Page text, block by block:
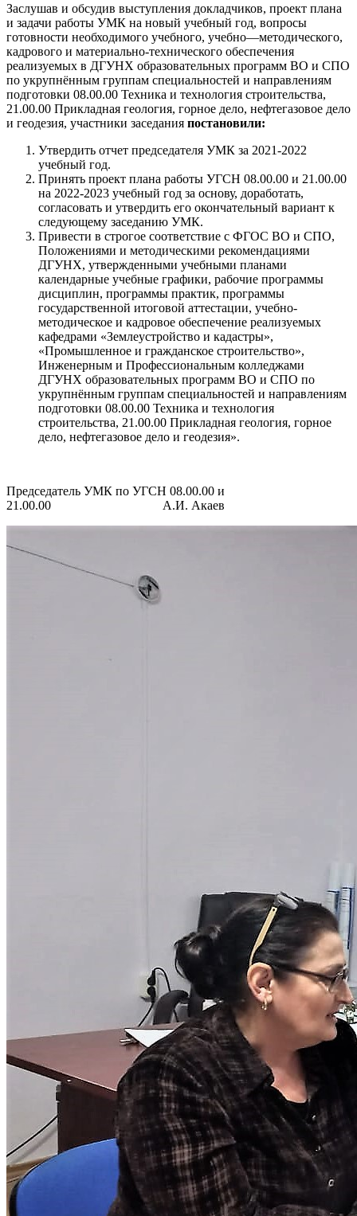
Заслушав и обсудив выступления докладчиков, проект плана
и задачи работы УМК на новый учебный год, вопросы
готовности необходимого учебного, учебно—методического,
кадрового и материально-технического обеспечения
реализуемых в ДГУНХ образовательных программ ВО и СПО
по укрупнённым группам специальностей и направлениям
подготовки 08.00.00 Техника и технология строительства,
21.00.00 Прикладная геология, горное дело, нефтегазовое дело
и геодезия, участники заседания постановили:
Утвердить отчет председателя УМК за 2021-2022
учебный год.
Принять проект плана работы УГСН 08.00.00 и 21.00.00
на 2022-2023 учебный год за основу, доработать,
согласовать и утвердить его окончательный вариант к
следующему заседанию УМК.
Привести в строгое соответствие с ФГОС ВО и СПО,
Положениями и методическими рекомендациями
ДГУНХ, утвержденными учебными планами
календарные учебные графики, рабочие программы
дисциплин, программы практик, программы
государственной итоговой аттестации, учебно-
методическое и кадровое обеспечение реализуемых
кафедрами «Землеустройство и кадастры»,
«Промышленное и гражданское строительство»,
Инженерным и Профессиональным колледжами
ДГУНХ образовательных программ ВО и СПО по
укрупнённым группам специальностей и направлениям
подготовки 08.00.00 Техника и технология
строительства, 21.00.00 Прикладная геология, горное
дело, нефтегазовое дело и геодезия».
Председатель УМК по УГСН 08.00.00 и
21.00.00 А.И. Акаев